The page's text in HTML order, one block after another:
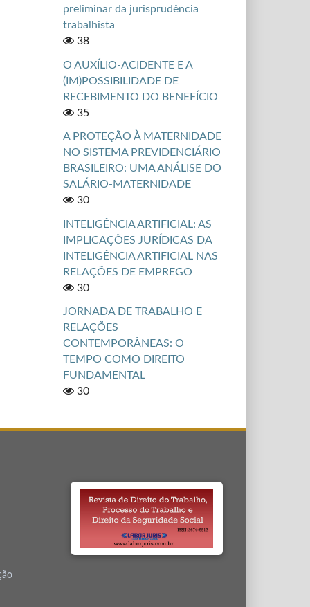
preliminar da jurisprudência
trabalhista
38
O AUXÍLIO-ACIDENTE E A
(IM)POSSIBILIDADE DE
RECEBIMENTO DO BENEFÍCIO
35
A PROTEÇÃO À MATERNIDADE
NO SISTEMA PREVIDENCIÁRIO
BRASILEIRO: UMA ANÁLISE DO
SALÁRIO-MATERNIDADE
30
INTELIGÊNCIA ARTIFICIAL: AS
IMPLICAÇÕES JURÍDICAS DA
INTELIGÊNCIA ARTIFICIAL NAS
RELAÇÕES DE EMPREGO
30
JORNADA DE TRABALHO E
RELAÇÕES
CONTEMPORÂNEAS: O
TEMPO COMO DIREITO
FUNDAMENTAL
30